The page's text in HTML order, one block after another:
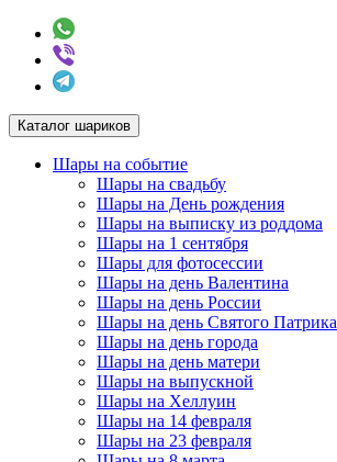
Каталог шариков
Шары на событие
Шары на свадьбу
Шары на День рождения
Шары на выписку из роддома
Шары на 1 сентября
Шары для фотосессии
Шары на день Валентина
Шары на день России
Шары на день Святого Патрика
Шары на день города
Шары на день матери
Шары на выпускной
Шары на Хеллуин
Шары на 14 февраля
Шары на 23 февраля